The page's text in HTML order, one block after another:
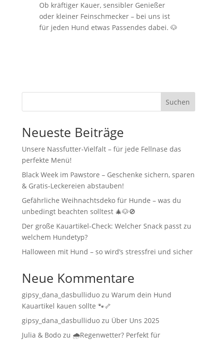
Ob kräftiger Kauer, sensibler Genießer
oder kleiner Feinschmecker – bei uns ist
für jeden Hund etwas Passendes dabei. 🐶
Suchen
Neueste Beiträge
Unsere Nassfutter-Vielfalt – für jede Fellnase das
perfekte Menü!
Black Week im Pawstore – Geschenke sichern, sparen
& Gratis-Leckereien abstauben!
Gefährliche Weihnachtsdeko für Hunde – was du
unbedingt beachten solltest 🎄🐶🚫
Der große Kauartikel-Check: Welcher Snack passt zu
welchem Hundetyp?
Halloween mit Hund – so wird’s stressfrei und sicher
Neue Kommentare
gipsy_dana_dasbulliduozu Warum dein Hund
Kauartikel kauen sollte 🐾🦴
gipsy_dana_dasbulliduozu Über Uns 2025
Julia & Bodozu 🌧️Regenwetter? Perfekt für